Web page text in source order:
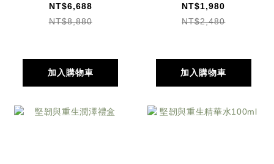
NT$6,688
NT$8,880
加入購物車
NT$1,980
NT$2,480
加入購物車